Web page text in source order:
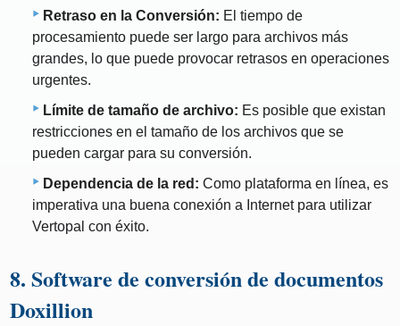
Retraso en la Conversión: El tiempo de
procesamiento puede ser largo para archivos más
grandes, lo que puede provocar retrasos en operaciones
urgentes.
Límite de tamaño de archivo: Es posible que existan
restricciones en el tamaño de los archivos que se
pueden cargar para su conversión.
Dependencia de la red: Como plataforma en línea, es
imperativa una buena conexión a Internet para utilizar
Vertopal con éxito.
8. Software de conversión de documentos
Doxillion